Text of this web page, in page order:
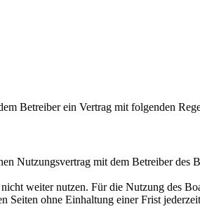
Betreiber ein Vertrag mit folgenden
Nutzungsvertrag mit dem Betreiber des
weiter nutzen. Für die Nutzung des
Seiten ohne Einhaltung einer Frist